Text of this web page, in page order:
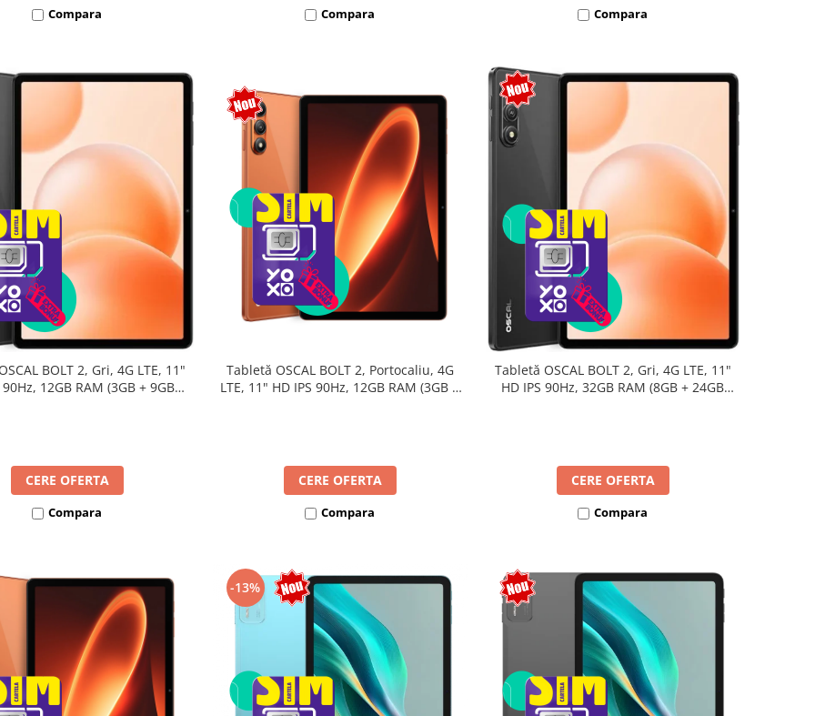
Compara Compara Compara
BOLT 2, Gri, 4G LTE, 11"
90Hz, 12GB RAM (3GB + 9GB
CERE OFERTA
Compara
Tabletă OSCAL BOLT 2, Portocaliu, 4G
LTE, 11" HD IPS 90Hz, 12GB RAM (3GB +
CERE OFERTA
Compara
Tabletă OSCAL BOLT 2, Gri, 4G LTE, 11"
HD IPS 90Hz, 32GB RAM (8GB + 24GB
CERE OFERTA
Compara
-13%